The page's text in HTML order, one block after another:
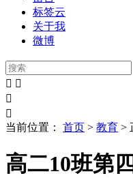
标签云
关于我
微博
 


当前位置： 首页 > 教育 >
高二10班第